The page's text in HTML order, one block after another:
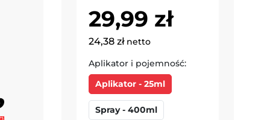
29,99 zł
24,38 zł netto
Aplikator i pojemność:
Aplikator - 25ml
Spray - 400ml